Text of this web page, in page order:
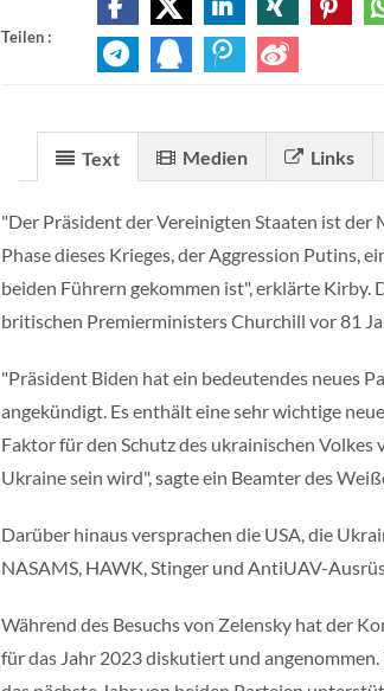
Teilen :
Text Medien Links
"Der Präsident der Vereinigten Staaten ist der
Phase dieses Krieges, der Aggression Putins,
beiden Führern gekommen ist", erklärte Kirby.
britischen Premierministers Churchill vor 81
"Präsident Biden hat ein bedeutendes neues
angekündigt. Es enthält eine sehr wichtige
Faktor für den Schutz des ukrainischen
Ukraine sein wird", sagte ein Beamter des
Darüber hinaus versprachen die USA, die
NASAMS, HAWK, Stinger und AntiUAV-
Während des Besuchs von Zelensky hat der
für das Jahr 2023 diskutiert und